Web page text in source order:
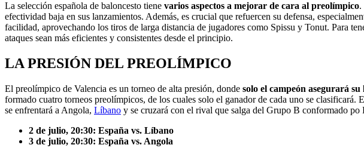
La selección española de baloncesto tiene varios aspectos a mejorar de cara al preolímpico.
efectividad baja en sus lanzamientos. Además, es crucial que refuercen su defensa,
facilidad, aprovechando los tiros de larga distancia de jugadores como Spissu y Tonut. Para
ataques sean más eficientes y consistentes desde el principio.
LA PRESIÓN DEL PREOLÍMPICO
El preolímpico de Valencia es un torneo de alta presión, donde solo el campeón asegurará
formado cuatro torneos preolímpicos, de los cuales solo el ganador de cada uno se
se enfrentará a Angola, Líbano y se cruzará con el rival que salga del Grupo B conformado
2 de julio, 20:30: España vs. Líbano
3 de julio, 20:30: España vs. Angola